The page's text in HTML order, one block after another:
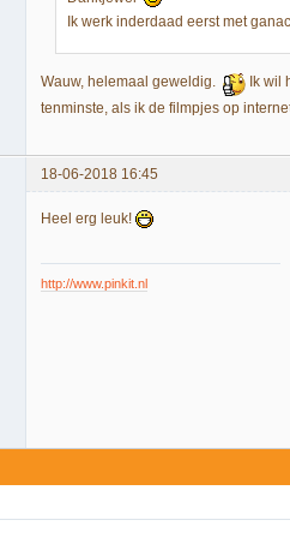
Ik werk inderdaad eerst met
Wauw, helemaal geweldig.
Ik wil
tenminste, als ik de filmpjes op
18-06-2018 16:45
Heel erg leuk!
http://www.pinkit.nl